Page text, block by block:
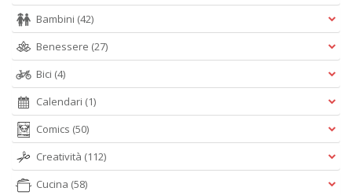
Bambini (42)
Benessere (27)
Bici (4)
Calendari (1)
Comics (50)
Creatività (112)
Cucina (58)